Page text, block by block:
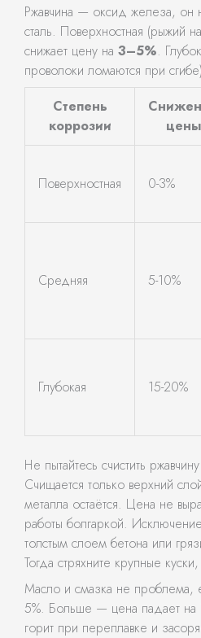
Ржавчина — оксид железа, он
сталь. Поверхностная (рыжий
снижает цену на 3–5%.
проволоки ломаются при
Степень
коррозии
цены
Поверхностная 0-3%
Средняя 5-10%
Глубокая 15-20%
Не пытайтесь счистить
Счищается только верхний
металла остаётся. Цена не
работы болгаркой.
толстым слоем бетона или
Тогда стряхните крупные
Масло и смазка не
5%. Больше — цена падает на
горит при переплавке и